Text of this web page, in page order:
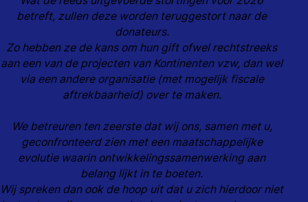
betreft, zullen deze worden teruggestort naar de
donateurs.
Zo hebben ze de kans om hun gift ofwel rechtstreeks
aan een van de projecten van Kontinenten vzw, dan wel
via een andere organisatie (met mogelijk fiscale
aftrekbaarheid) over te maken.
We betreuren ten zeerste dat wij ons, samen met u,
geconfronteerd zien met een maatschappelijke
evolutie waarin ontwikkelingssamenwerking aan
belang lijkt in te boeten.
Wij spreken dan ook de hoop uit dat u zich hierdoor niet